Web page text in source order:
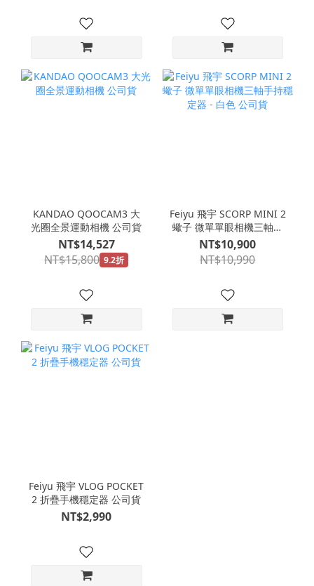
KANDAO QOOCAM3 大
光圈全景運動相機 公司貨
NT$14,527
NT$15,800 9.2折
Feiyu 飛宇 SCORP MINI 2
蠍子 微單單眼相機三軸手
持穩定器 - 白色 公司貨
NT$10,900
NT$10,990
Feiyu 飛宇 VLOG POCKET
2 折疊手機穩定器 公司貨
NT$2,990